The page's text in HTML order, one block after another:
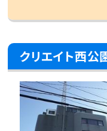
クリエイト西公